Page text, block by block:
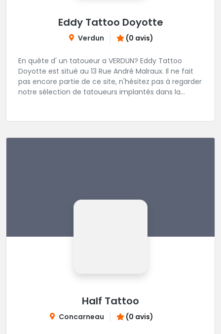
Eddy Tattoo Doyotte
Verdun (0 avis)
En quête d' un tatoueur a VERDUN? Eddy Tattoo
Doyotte est situé au 13 Rue André Malraux. Il ne fait
pas encore partie de ce site, n'hésitez pas à regarder
notre sélection de tatoueurs implantés dans la
Half Tattoo
Concarneau (0 avis)